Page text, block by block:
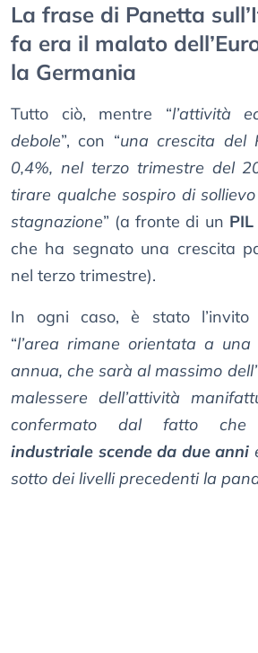
La frase di Panetta
fa era il malato
la Germania
Tutto ciò, mentre “l’attività
debole”, con “una crescita del
0,4%, nel terzo trimestre del
tirare qualche sospiro di
stagnazione” (a fronte di un
che ha segnato una crescita
nel terzo trimestre).
In ogni caso, è stato l’invito
“l’area rimane orientata a una
annua, che sarà al massimo
malessere dell’attività
confermato dal fatto che
industriale scende da due anni
sotto dei livelli precedenti la